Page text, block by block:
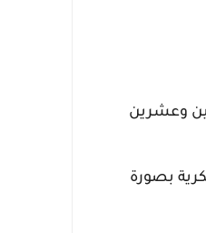
تقديم الطلب عن (18) ثماني عشرة سنة ولا يزيد على (22) اثنتين وعشرين
بصورة